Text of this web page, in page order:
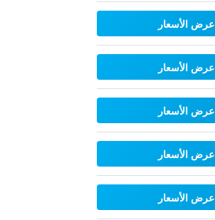
عرض الأسعار
عرض الأسعار
عرض الأسعار
عرض الأسعار
عرض الأسعار